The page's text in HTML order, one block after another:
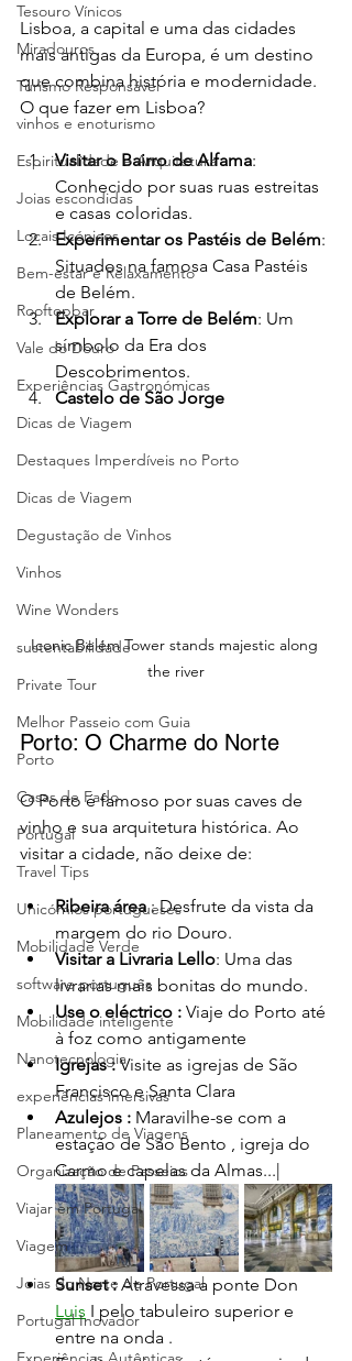
Tesouro Vínicos
Miradouros
Turismo Responsável
vinhos e enoturismo
Espiritualidade e Arquitetura
Joias escondidas
Locais Icónicos
Bem-estar e Relaxamento
Rooftopbar
Vale do Douro
Experiências Gastronómicas
Dicas de Viagem
Destaques Imperdíveis no Porto
Dicas de Viagem
Degustação de Vinhos
Vinhos
Wine Wonders
sustentabilidade
Private Tour
Melhor Passeio com Guia
Porto
Casas de Fado
Portugal
Travel Tips
Unicórnios portugueses
Mobilidade Verde
software português
Mobilidade inteligente
Nanotecnologia
experiências imersivas
Planeamento de Viagens
Organização de Passeios
Viajar em Portugal
Viagem
Joias do Norte de Portugal
Portugal Inovador
Lisboa, a capital e uma das cidades
mais antigas da Europa, é um destino
que combina história e modernidade.
O que fazer em Lisboa?
Visitar o Bairro de Alfama:
Conhecido por suas ruas estreitas
e casas coloridas.
Experimentar os Pastéis de Belém:
Situados na famosa Casa Pastéis
de Belém.
Explorar a Torre de Belém: Um
símbolo da Era dos
Descobrimentos.
Castelo de São Jorge
Iconic Belém Tower stands majestic along
the river
Porto: O Charme do Norte
O Porto é famoso por suas caves de
vinho e sua arquitetura histórica. Ao
visitar a cidade, não deixe de:
Ribeira área : Desfrute da vista da
margem do rio Douro.
Visitar a Livraria Lello: Uma das
livrarias mais bonitas do mundo.
Use o eléctrico : Viaje do Porto até
à foz como antigamente
Igrejas : Visite as igrejas de São
Francisco e Santa Clara
Azulejos : Maravilhe-se com a
estação de São Bento , igreja do
Carmo e capelas da Almas...|
Sunset : Atravessa a ponte Don
Luis I pelo tabuleiro superior e
entre na onda .